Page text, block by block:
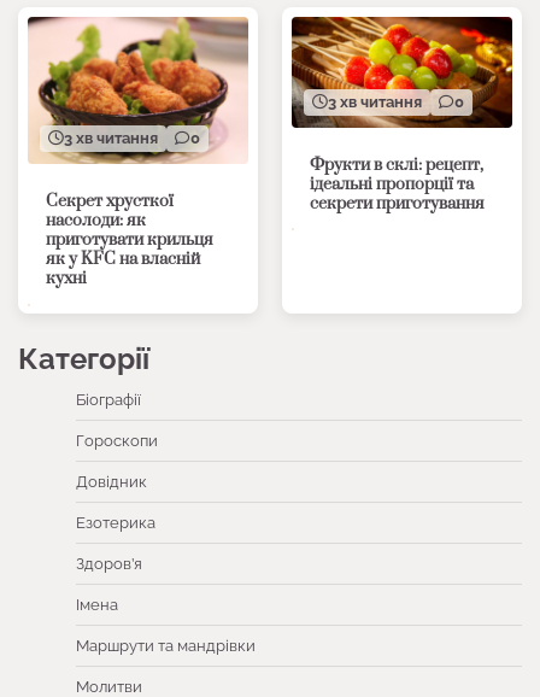
3 хв читання 0
Секрет хрусткої
насолоди: як
приготувати крильця
як у KFC на власній
кухні
3 хв читання 0
Фрукти в склі: рецепт,
ідеальні пропорції та
секрети приготування
Категорії
Біографії
Гороскопи
Довідник
Езотерика
Здоров’я
Імена
Маршрути та мандрівки
Молитви